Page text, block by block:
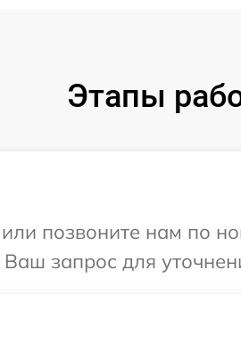
Этапы
позвоните нам по
запрос для